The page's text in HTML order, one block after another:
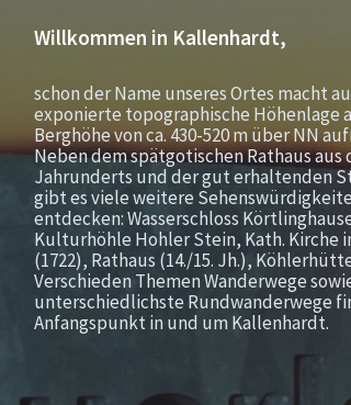
Willkommen in Kallenhardt,
schon der Name unseres Ortes macht
exponierte topographische Höhenlage
Berghöhe von ca. 430-520 m über NN
Neben dem spätgotischen Rathaus aus
Jahrunderts und der gut erhaltenden
gibt es viele weitere
entdecken: Wasserschloss
Kulturhöhle Hohler Stein, Kath. Kirche
(1722), Rathaus (14./15. Jh.),
Verschieden Themen Wanderwege
unterschiedlichste Rundwanderwege
Anfangspunkt in und um Kallenhardt.